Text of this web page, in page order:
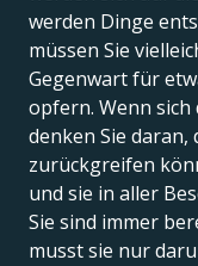
werden Dinge
müssen Sie
Gegenwart für
opfern. Wenn sich
denken Sie daran,
zurückgreifen
und sie in aller
Sie sind immer
musst sie nur